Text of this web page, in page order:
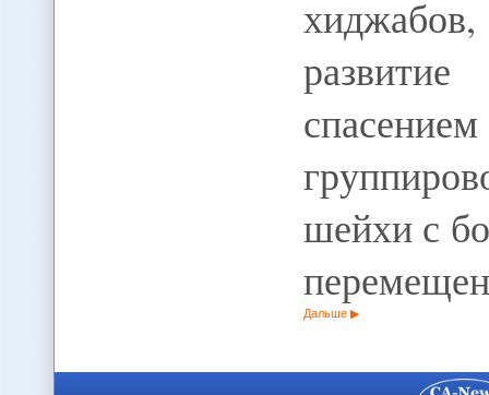
шейхи с
Дальше